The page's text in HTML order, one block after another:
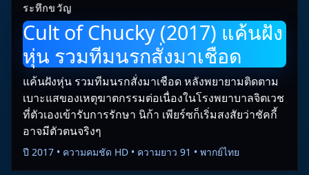
ระทึกขวัญ
Cult of Chucky (2017) แค้นฝัง
หุ่น รวมทีมนรกสั่งมาเชือด
แค้นฝังหุ่น รวมทีมนรกสั่งมาเชือด หลังพยายามติดตาม
เบาะแสของเหตุฆาตกรรมต่อเนื่องในโรงพยาบาลจิตเวช
ที่ตัวเองเข้ารับการรักษา นิก้า เพียร์ซก็เริ่มสงสัยว่าชัคกี้
อาจมีตัวตนจริงๆ
ปี 2017 • ความคมชัด HD • ความยาว 91 • พากย์ไทย